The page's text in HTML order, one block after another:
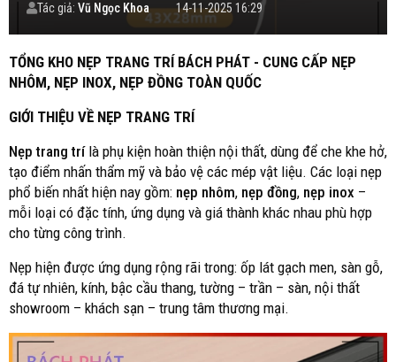
Tác giả: Vũ Ngọc Khoa 14-11-2025 16:29
TỔNG KHO NẸP TRANG TRÍ BÁCH PHÁT - CUNG CẤP NẸP
NHÔM, NẸP INOX, NẸP ĐỒNG TOÀN QUỐC
GIỚI THIỆU VỀ NẸP TRANG TRÍ
Nẹp trang trílà phụ kiện hoàn thiện nội thất, dùng để che khe hở,
tạo điểm nhấn thẩm mỹ và bảo vệ các mép vật liệu. Các loại nẹp
phổ biến nhất hiện nay gồm: nẹp nhôm, nẹp đồng, nẹp inox –
mỗi loại có đặc tính, ứng dụng và giá thành khác nhau phù hợp
cho từng công trình.
Nẹp hiện được ứng dụng rộng rãi trong: ốp lát gạch men, sàn gỗ,
đá tự nhiên, kính, bậc cầu thang, tường – trần – sàn, nội thất
showroom – khách sạn – trung tâm thương mại.